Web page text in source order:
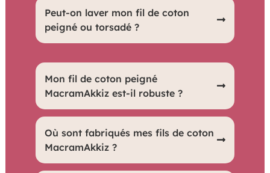
Oui, nos fils sont certifiés Oeko-Tex
(Certificate AITEX 2022OK2199),
garantissant leur sécurité et leur respect
des normes environnementales et
sanitaires.
Peut-on laver mon fil de coton
peigné ou torsadé ?
Oui, il peut être lavé, mette dans un filet
à linge avant de le mettre dans la
machine, nous recommandons un
lavage délicat à basse température
pour préserver sa qualité.
Mon fil de coton peigné
MacramAkkiz est-il robuste ?
Oui, il est conçu pour être solide et
résistant, idéal pour des projets
durables.
Où sont fabriqués mes fils de coton
MacramAkkiz ?